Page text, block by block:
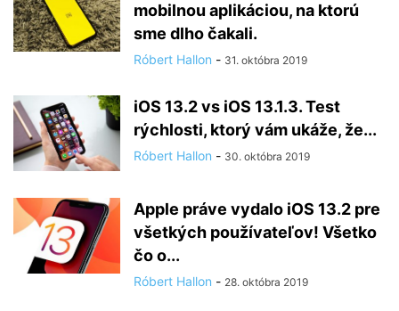
mobilnou aplikáciou, na ktorú
sme dlho čakali.
Róbert Hallon - 31. októbra 2019
iOS 13.2 vs iOS 13.1.3. Test
rýchlosti, ktorý vám ukáže, že...
Róbert Hallon - 30. októbra 2019
Apple práve vydalo iOS 13.2 pre
všetkých používateľov! Všetko
čo o...
Róbert Hallon - 28. októbra 2019